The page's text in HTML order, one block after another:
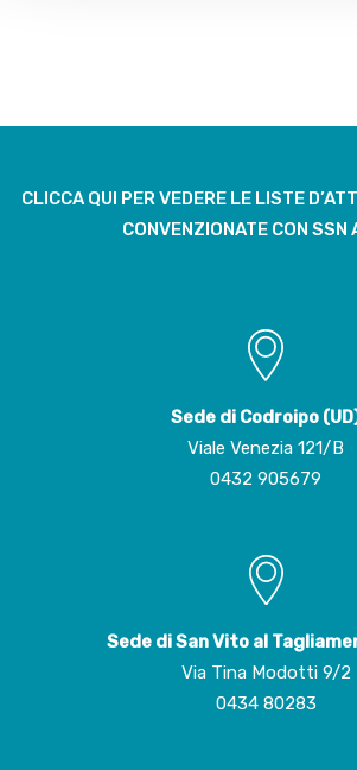
CLICCA QUI PER VEDERE LE LISTE
CONVENZIONATE CON SSN
Sede di Codroipo
Viale Venezia 121/B
0432 905679
Sede di San Vito al
Via Tina Modotti 9/2
0434 80283